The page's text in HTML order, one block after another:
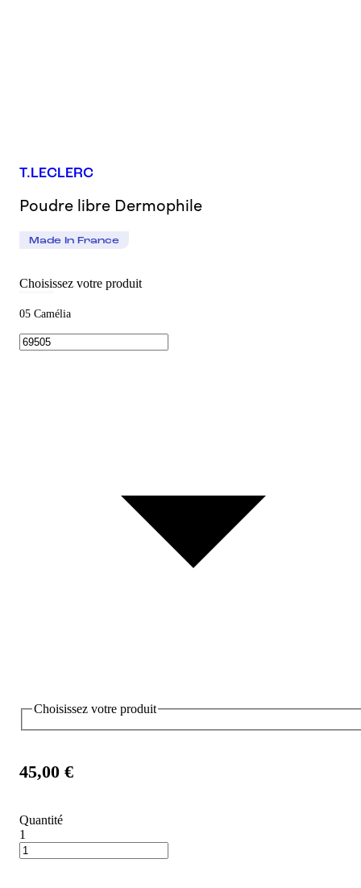
T.LECLERC
Poudre libre Dermophile
Made In France
Choisissez votre produit
05 Camélia
Choisissez votre produit
45,00 €
Quantité
1